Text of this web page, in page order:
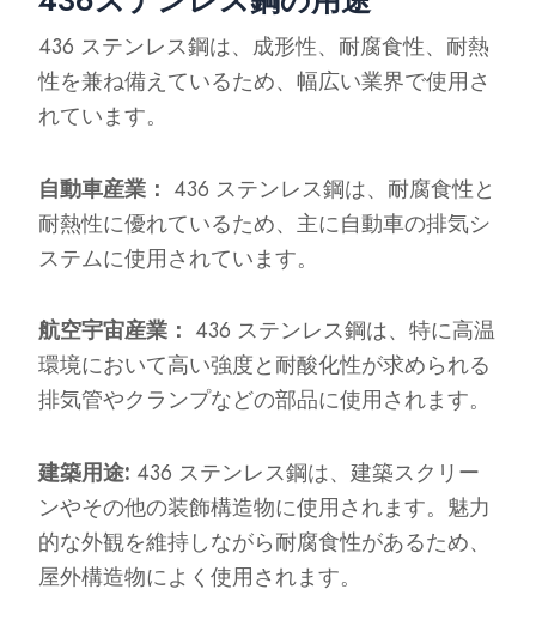
436 ステンレス鋼は、成形性、耐腐食性、耐熱
性を兼ね備えているため、幅広い業界で使用さ
れています。
自動車産業： 436 ステンレス鋼は、耐腐食性と
耐熱性に優れているため、主に自動車の排気シ
ステムに使用されています。
航空宇宙産業： 436 ステンレス鋼は、特に高温
環境において高い強度と耐酸化性が求められる
排気管やクランプなどの部品に使用されます。
建築用途: 436 ステンレス鋼は、建築スクリー
ンやその他の装飾構造物に使用されます。魅力
的な外観を維持しながら耐腐食性があるため、
屋外構造物によく使用されます。